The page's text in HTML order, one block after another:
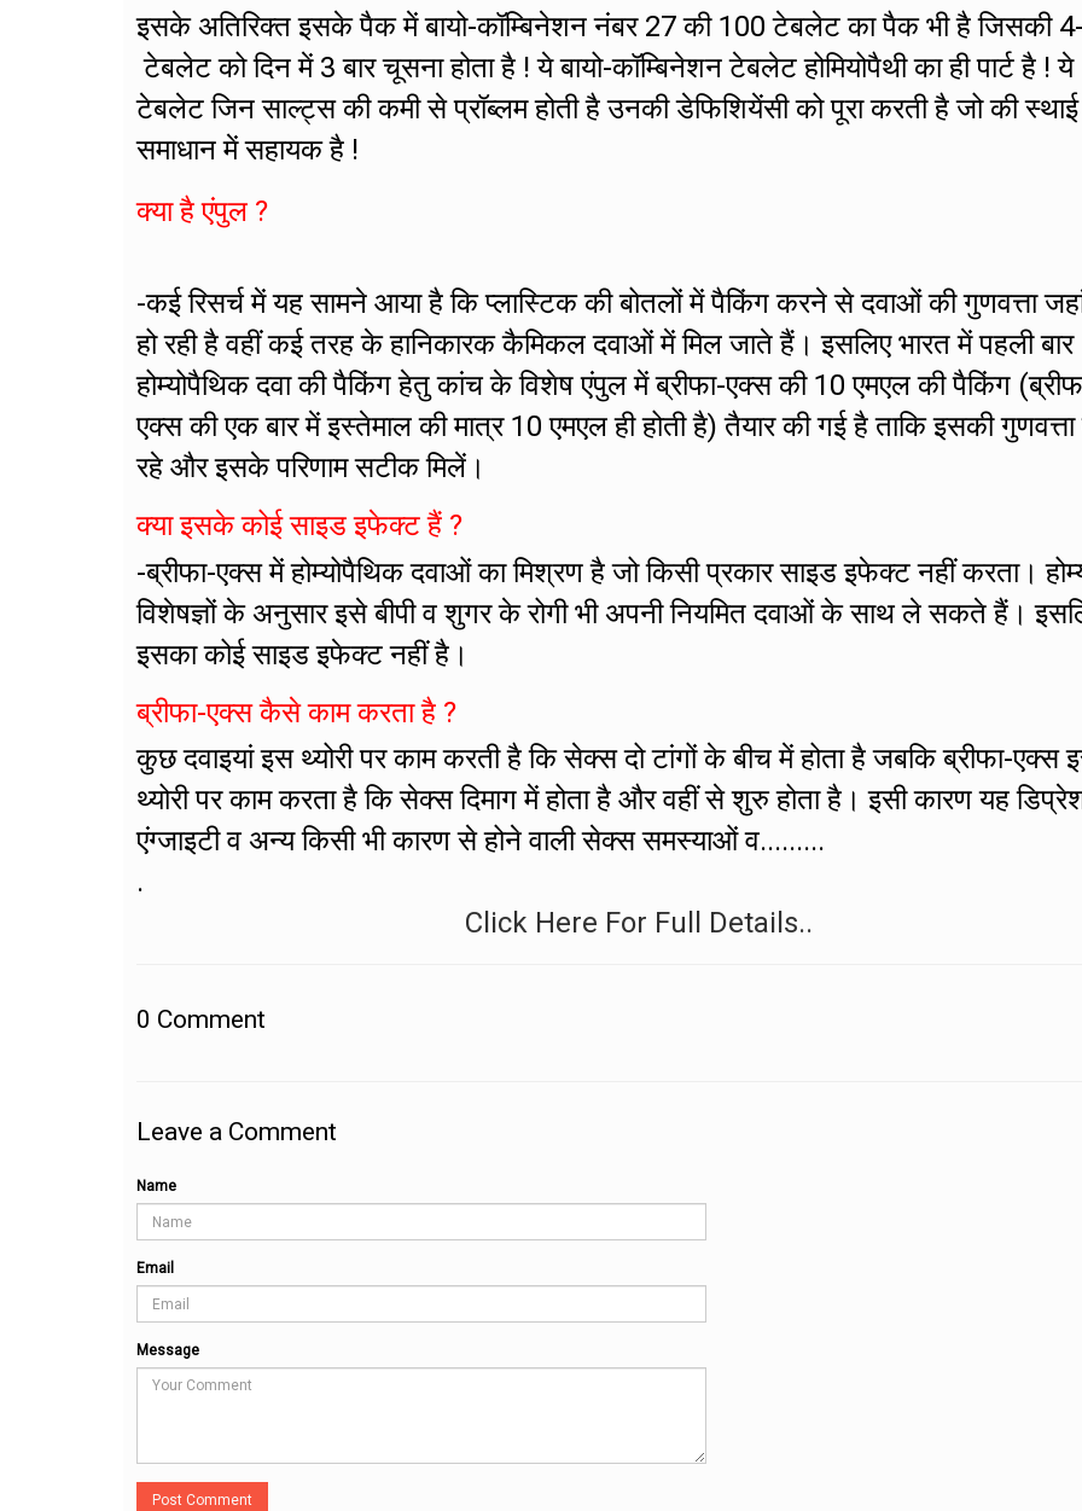
इसके अतिरिक्त इसके पैक में बायो-कॉम्बिनेशन नंबर 27 की 100 टेबलेट का पैक भी है जिसकी
टेबलेट को दिन में 3 बार चूसना होता है ! ये बायो-कॉम्बिनेशन टेबलेट होमियोपैथी का ही पार्ट है ! ये
टेबलेट जिन साल्ट्स की कमी से प्रॉब्लम होती है उनकी डेफिशियेंसी को पूरा करती है जो की स्थाई
समाधान में सहायक है !
क्या है एंपुल ?
-कई रिसर्च में यह सामने आया है कि प्लास्टिक की बोतलों में पैकिंग करने से दवाओं की गुणवत्ता
हो रही है वहीं कई तरह के हानिकारक कैमिकल दवाओं में मिल जाते हैं। इसलिए भारत में पहली बार
होम्योपैथिक दवा की पैकिंग हेतु कांच के विशेष एंपुल में ब्रीफा-एक्स की 10 एमएल की पैकिंग
एक्स की एक बार में इस्तेमाल की मात्र 10 एमएल ही होती है) तैयार की गई है ताकि इसकी गुणवत्ता
रहे और इसके परिणाम सटीक मिलें।
क्या इसके कोई साइड इफेक्ट हैं ?
-ब्रीफा-एक्स में होम्योपैथिक दवाओं का मिश्रण है जो किसी प्रकार साइड इफेक्ट नहीं करता।
विशेषज्ञों के अनुसार इसे बीपी व शुगर के रोगी भी अपनी नियमित दवाओं के साथ ले सकते हैं।
इसका कोई साइड इफेक्ट नहीं है।
ब्रीफा-एक्स कैसे काम करता है ?
कुछ दवाइयां इस थ्योरी पर काम करती है कि सेक्स दो टांगों के बीच में होता है जबकि ब्रीफा-एक्स
थ्योरी पर काम करता है कि सेक्स दिमाग में होता है और वहीं से शुरु होता है। इसी कारण यह
एंग्जाइटी व अन्य किसी भी कारण से होने वाली सेक्स समस्याओं व.........
.
Click Here For Full Details..
0 Comment
Leave a Comment
Name
Email
Message
Post Comment